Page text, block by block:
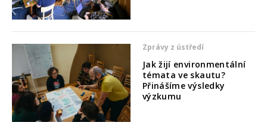
Zprávy z ústředí
Jak žijí environmentální
témata ve skautu?
Přinášíme výsledky
výzkumu